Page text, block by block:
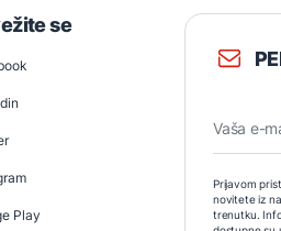
Prijavom
novitete iz
trenutku.
se
Play